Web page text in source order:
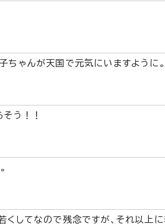
ちゃんが天国で元気にいますように。
う！！
くしてなので残念ですが、それ以上